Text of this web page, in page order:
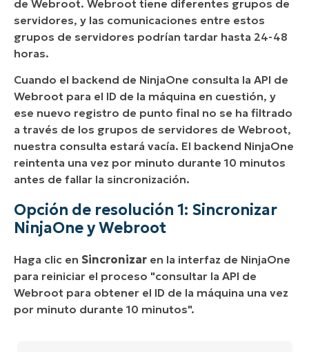
de Webroot. Webroot tiene diferentes grupos de
servidores, y las comunicaciones entre estos
grupos de servidores podrían tardar hasta 24-48
horas.
Cuando el backend de NinjaOne consulta la API de
Webroot para el ID de la máquina en cuestión, y
ese nuevo registro de punto final no se ha filtrado
a través de los grupos de servidores de Webroot,
nuestra consulta estará vacía. El backend NinjaOne
reintenta una vez por minuto durante 10 minutos
antes de fallar la sincronización.
Opción de resolución 1: Sincronizar
NinjaOne y Webroot
Haga clic en Sincronizar en la interfaz de NinjaOne
para reiniciar el proceso "consultar la API de
Webroot para obtener el ID de la máquina una vez
por minuto durante 10 minutos".